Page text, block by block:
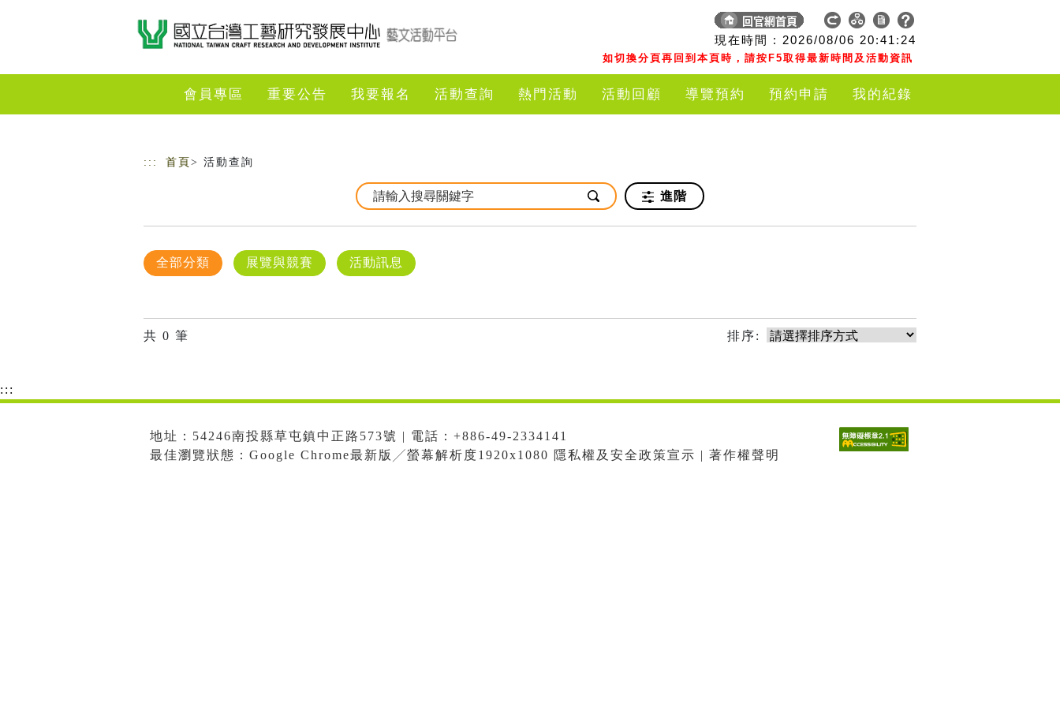
現在時間 : 2026/08/06 20:41:24
如切換分頁再回到本頁時，請按F5取得最新時間及活動資訊
會員專區 重要公告 我要報名 活動查詢 熱門活動 活動回顧 導覽預約 預約申請 我的紀錄
::: 首頁 > 活動查詢
進階
全部分類 展覽與競賽 活動訊息
共 0 筆 排序:
:::
地址：54246南投縣草屯鎮中正路573號 | 電話：+886-49-2334141
最佳瀏覽狀態：Google Chrome最新版╱螢幕解析度1920x1080 隱私權及安全政策宣示 | 著作權聲明